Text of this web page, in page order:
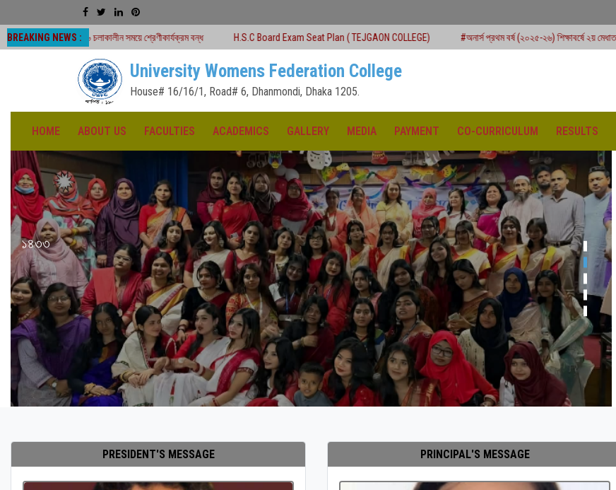
BREAKING NEWS :
চলাকালীন সময়ে শ্রেণীকার্যক্রম বন্ধ H.S.C Board Exam Seat Plan ( TEJGAON COLLEGE) #অনার্স প্রথম বর্ষ (২০২৫-২৬) শিক্ষাবর্ষে ২য় মেধাতালিকায় ভর্তি কার্যক্রম শুরু
University Womens Federation College
House# 16/16/1, Road# 6, Dhanmondi, Dhaka 1205.
HOME ABOUT US FACULTIES ACADEMICS GALLERY MEDIA PAYMENT CO-CURRICULUM RESULTS
১৪৩৩
PRESIDENT'S MESSAGE PRINCIPAL'S MESSAGE